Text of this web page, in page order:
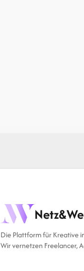
Die Plattform für Kreative
Wir vernetzen Freelancer,